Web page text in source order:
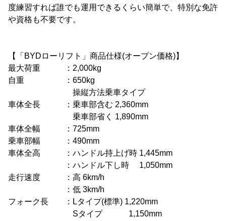
度練習すれば誰でも運用できるくらい簡単で、特別な免許
や資格も不要です。
【「BYDローリフト」商品仕様(オープン価格)】
最大荷重 ：2,000kg
自重 ：650kg
操縦方法乗車タイプ
車体全長 ：乗車部含む 2,360mm
乗車部省く 1,890mm
車体全幅 ：725mm
乗車部幅 ：490mm
車体全高 ：ハンドル持上げ時 1,445mm
：ハンドル下し時 1,050mm
走行速度 ：高 6km/h
：低 3km/h
フォーク長 ：Lタイプ(標準) 1,220mm
Sタイプ 1,150mm